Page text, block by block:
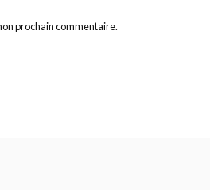
prochain commentaire.